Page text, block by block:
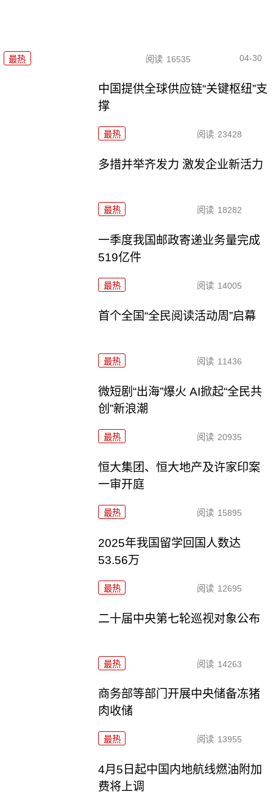
最热 阅读 16535 04-30
中国提供全球供应链“关键枢纽”支
撑
最热 阅读 23428
多措并举齐发力 激发企业新活力
最热 阅读 18282
一季度我国邮政寄递业务量完成
519亿件
最热 阅读 14005
首个全国“全民阅读活动周”启幕
最热 阅读 11436
微短剧“出海”爆火 AI掀起“全民共
创”新浪潮
最热 阅读 20935
恒大集团、恒大地产及许家印案
一审开庭
最热 阅读 15895
2025年我国留学回国人数达
53.56万
最热 阅读 12695
二十届中央第七轮巡视对象公布
最热 阅读 14263
商务部等部门开展中央储备冻猪
肉收储
最热 阅读 13955
4月5日起中国内地航线燃油附加
费将上调